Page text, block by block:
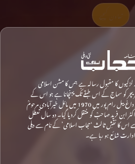
لڑکیوں کا مقبول رسالہ ہے جس کا مشن اسلامی
کو سماج کے اس طبقے تک پہنچانا ہے جو اس کے
نصف کی نمائندہ ہے۔ حجاب کی داغ بیل رام پور میں 1970 میں مائل خیرآبادی مرحومؒ
جسے 1996 میں ڈاکٹر ابن فرید صاحبؒ کو منتقل کردیا گیا۔ دو سال تعطل
کے بعد نومبر 2003 سے اس کا نقشِ ثالث ‘حجاب اسلامی’ کے نام سے دہلی
شائع ہو رہا ہے۔